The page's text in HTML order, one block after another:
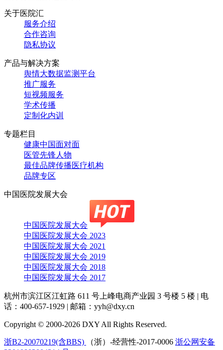
关于医院汇
服务介绍
合作咨询
隐私协议
产品与解决方案
舆情大数据监测平台
推广服务
短视频服务
学术传播
定制化内训
专题栏目
健康中国面对面
医管先锋人物
最佳品牌传播医疗机构
品牌专区
中国医院发展大会
中国医院发展大会
中国医院发展大会 2023
中国医院发展大会 2021
中国医院发展大会 2019
中国医院发展大会 2018
中国医院发展大会 2017
杭州市滨江区江虹路 611 号上峰电商产业园 3 号楼 5 楼 | 电
话：400-657-1929 | 邮箱：yyh@dxy.cn
Copyright © 2000-2026 DXY All Rights Reserved.
浙B2-20070219(含BBS) （浙）-经营性-2017-0006 浙公网安备